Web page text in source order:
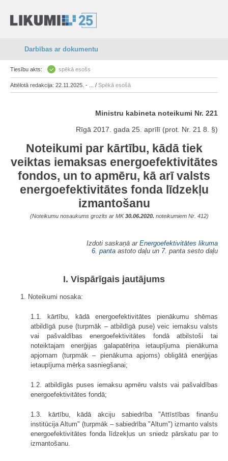
Darbības ar dokumentu
Tiesību akts: spēkā esošs
Attēlotā redakcija: 22.11.2025. - ... / Spēkā esošā
Ministru kabineta noteikumi Nr. 221
Rīgā 2017. gada 25. aprīlī (prot. Nr. 21 8. §)
Noteikumi par kārtību, kādā tiek
veiktas iemaksas energoefektivitātes
fondos, un to apmēru, kā arī valsts
energoefektivitātes fonda līdzekļu
izmantošanu
(Noteikumu nosaukums grozīts ar MK30.06.2020. noteikumiem Nr. 412)
Izdoti saskaņā ar Energoefektivitātes likuma
6. panta astoto daļu un 7. panta sesto daļu
I. Vispārīgais jautājums
1. Noteikumi nosaka:
1.1. kārtību, kādā energoefektivitātes pienākumu shēmas
atbildīgā puse (turpmāk – atbildīgā puse) veic iemaksu valsts
vai pašvaldības energoefektivitātes fondā atbilstoši tai
noteiktajam enerģijas galapatēriņa ietaupījuma pienākuma
apjomam (turpmāk – pienākuma apjoms) obligātā enerģijas
ietaupījuma mērķa sasniegšanai;
1.2. atbildīgās puses iemaksu apmēru valsts vai pašvaldības
energoefektivitātes fondā;
1.3. kārtību, kādā akciju sabiedrība "Attīstības finanšu
institūcija Altum" (turpmāk – sabiedrība "Altum") izmanto valsts
energoefektivitātes fonda līdzekļus un sniedz pārskatu par to
izmantošanu.